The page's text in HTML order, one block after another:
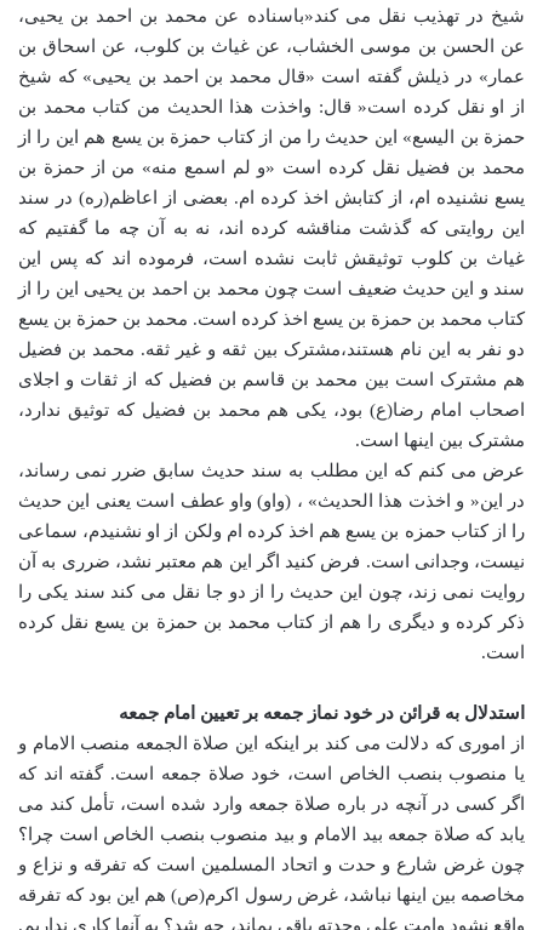
شیخ در تهذیب نقل می کند«باسناده عن محمد بن احمد بن یحیی،
عن الحسن بن موسی الخشاب، عن غیاث بن کلوب، عن اسحاق بن
عمار» در ذیلش گفته است «قال محمد بن احمد بن یحیی» که شیخ
از او نقل کرده است« قال: واخذت هذا الحدیث من کتاب محمد بن
حمزة بن الیسع» این حدیث را من از کتاب حمزة بن یسع هم این را از
محمد بن فضیل نقل کرده است «و لم اسمع منه» من از حمزة بن
یسع نشنیده ام، از کتابش اخذ کرده ام. بعضی از اعاظم(ره) در سند
این روایتی که گذشت مناقشه کرده اند، نه به آن چه ما گفتیم که
غیاث بن کلوب توثیقش ثابت نشده است، فرموده اند که پس این
سند و این حدیث ضعیف است چون محمد بن احمد بن یحیی این را از
کتاب محمد بن حمزة بن یسع اخذ کرده است. محمد بن حمزة بن یسع
دو نفر به این نام هستند،مشترک بین ثقه و غیر ثقه. محمد بن فضیل
هم مشترک است بین محمد بن قاسم بن فضیل که از ثقات و اجلای
اصحاب امام رضا(ع) بود، یکی هم محمد بن فضیل که توثیق ندارد،
مشترک بین اینها است.
عرض می کنم که این مطلب به سند حدیث سابق ضرر نمی رساند،
در این« و اخذت هذا الحدیث» ، (واو) واو عطف است یعنی این حدیث
را از کتاب حمزه بن یسع هم اخذ کرده ام ولکن از او نشنیدم، سماعی
نیست، وجدانی است. فرض کنید اگر این هم معتبر نشد، ضرری به آن
روایت نمی زند، چون این حدیث را از دو جا نقل می کند سند یکی را
ذکر کرده و دیگری را هم از کتاب محمد بن حمزة بن یسع نقل کرده
است.
استدلال به قرائن در خود نماز جمعه بر تعیین امام جمعه
از اموری که دلالت می کند بر اینکه این صلاة الجمعه منصب الامام و
یا منصوب بنصب الخاص است، خود صلاة جمعه است. گفته اند که
اگر کسی در آنچه در باره صلاة جمعه وارد شده است، تأمل کند می
یابد که صلاة جمعه بید الامام و بید منصوب بنصب الخاص است چرا؟
چون غرض شارع و حدت و اتحاد المسلمین است که تفرقه و نزاع و
مخاصمه بین اینها نباشد، غرض رسول اکرم(ص) هم این بود که تفرقه
واقع نشود وامت علی وحدته باقی بماند، چه شد؟ به آنها کاری نداریم.